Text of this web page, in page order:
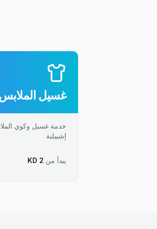
غسيل
خدمة غسيل وكوي
إشبيلية
يبدأ من KD 2